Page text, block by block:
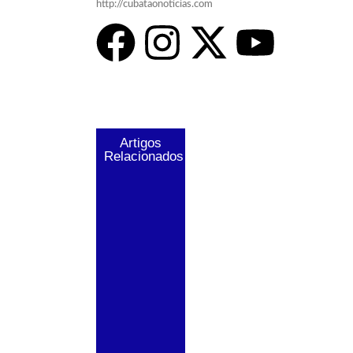
http://cubataonoticias.com
Artigos
Relacionados